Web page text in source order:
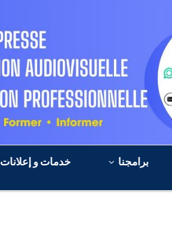
برامجنا خدمات و إعلانات